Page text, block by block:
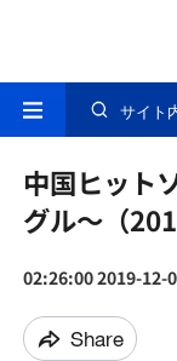
サイト
中国ヒット
グル～（
02:26:00 2019-12-
Share